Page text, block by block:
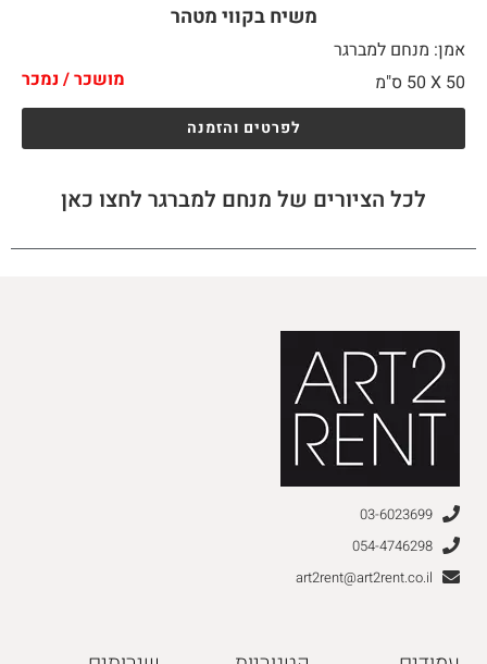
משיח בקווי מטהר
אמן: מנחם למברגר
50 X
מושכר / נמכר
לפרטים והזמנה
לכל הציורים של מנחם למברגר לחצו כאן
03-6023699
054-4746298
art2rent@art2rent.co.il